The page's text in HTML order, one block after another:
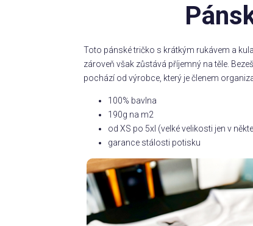
Toto pánské tričko s krátkým rukávem a
zároveň však zůstává příjemný na těle.
pochází od výrobce, který je členem
100% bavlna
190g na m2
od XS po 5xl (velké velikosti jen v
garance stálosti potisku